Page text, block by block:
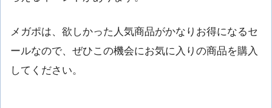
メガポは、欲しかった人気商品がかなりお得になるセ
ールなので、ぜひこの機会にお気に入りの商品を購入
してください。